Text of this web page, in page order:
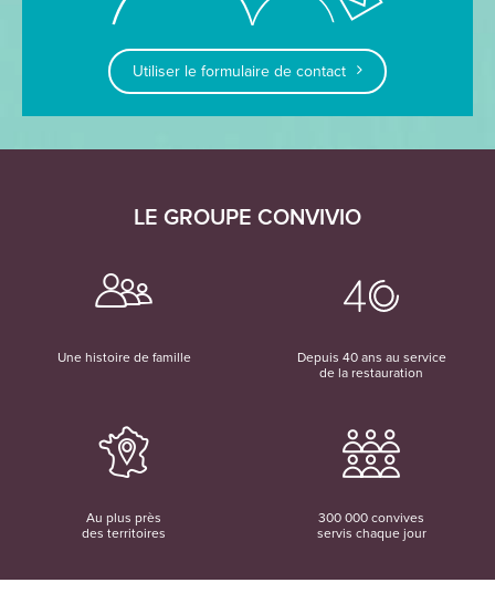
Utiliser le formulaire de contact
LE GROUPE CONVIVIO
Une histoire de famille
Depuis 40 ans au service
de la restauration
Au plus près
des territoires
300 000 convives
servis chaque jour